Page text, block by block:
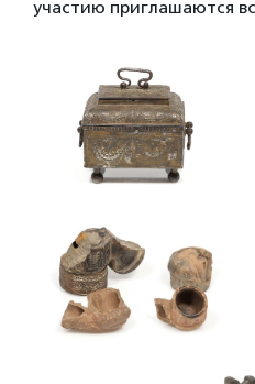
участию приглашаются